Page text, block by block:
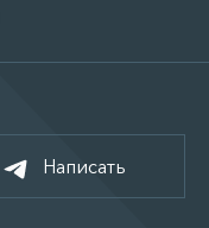
Написать